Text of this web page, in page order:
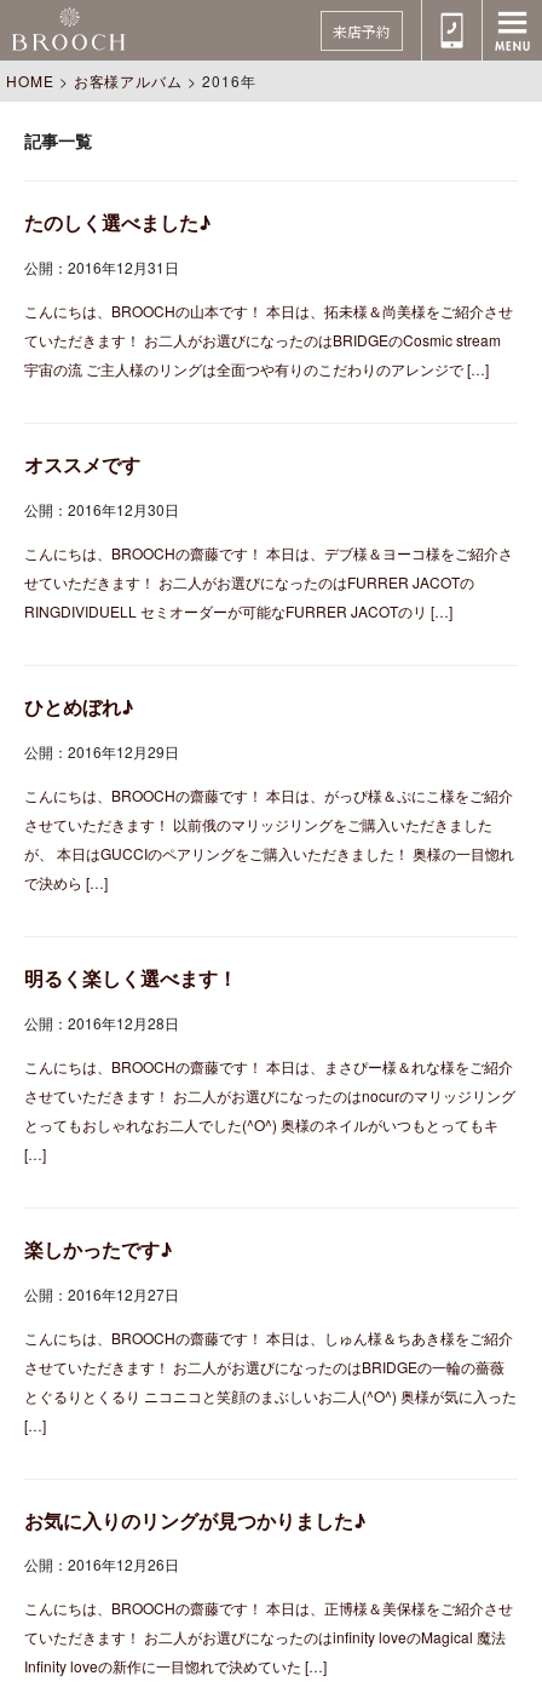
来店予約
HOME > お客様アルバム >2016年
記事一覧
たのしく選べました♪
公開：2016年12月31日
こんにちは、BROOCHの山本です！ 本日は、拓未様＆尚美様をご紹介させ
ていただきます！ お二人がお選びになったのはBRIDGEのCosmic stream
宇宙の流 ご主人様のリングは全面つや有りのこだわりのアレンジで […]
オススメです
公開：2016年12月30日
こんにちは、BROOCHの齋藤です！ 本日は、デブ様＆ヨーコ様をご紹介さ
せていただきます！ お二人がお選びになったのはFURRER JACOTの
RINGDIVIDUELL セミオーダーが可能なFURRER JACOTのリ […]
ひとめぼれ♪
公開：2016年12月29日
こんにちは、BROOCHの齋藤です！ 本日は、がっぴ様＆ぷにこ様をご紹介
させていただきます！ 以前俄のマリッジリングをご購入いただきました
が、 本日はGUCCIのペアリングをご購入いただきました！ 奥様の一目惚れ
で決めら […]
明るく楽しく選べます！
公開：2016年12月28日
こんにちは、BROOCHの齋藤です！ 本日は、まさぴー様＆れな様をご紹介
させていただきます！ お二人がお選びになったのはnocurのマリッジリング
とってもおしゃれなお二人でした(^O^) 奥様のネイルがいつもとってもキ
[…]
楽しかったです♪
公開：2016年12月27日
こんにちは、BROOCHの齋藤です！ 本日は、しゅん様＆ちあき様をご紹介
させていただきます！ お二人がお選びになったのはBRIDGEの一輪の薔薇
とぐるりとくるり ニコニコと笑顔のまぶしいお二人(^O^) 奥様が気に入った
[…]
お気に入りのリングが見つかりました♪
公開：2016年12月26日
こんにちは、BROOCHの齋藤です！ 本日は、正博様＆美保様をご紹介させ
ていただきます！ お二人がお選びになったのはinfinity loveのMagical 魔法
Infinity loveの新作に一目惚れで決めていた […]